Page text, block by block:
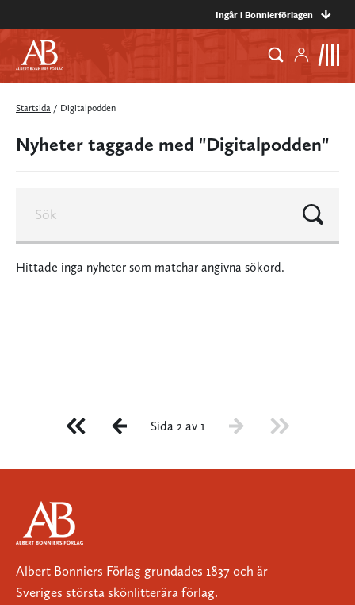
Ingår i Bonnierförlagen
Startsida / Digitalpodden
Nyheter taggade med "Digitalpodden"
Hittade inga nyheter som matchar angivna sökord.
Sida 2 av 1
Albert Bonniers Förlag grundades 1837 och är
Sveriges största skönlitterära förlag.